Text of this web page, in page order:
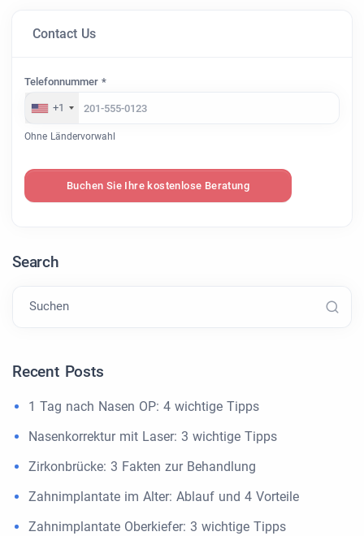
Contact Us
Telefonnummer *
+1
Ohne Ländervorwahl
Buchen Sie Ihre kostenlose Beratung
Search
Suchen
Recent Posts
1 Tag nach Nasen OP: 4 wichtige Tipps
Nasenkorrektur mit Laser: 3 wichtige Tipps
Zirkonbrücke: 3 Fakten zur Behandlung
Zahnimplantate im Alter: Ablauf und 4 Vorteile
Zahnimplantate Oberkiefer: 3 wichtige Tipps